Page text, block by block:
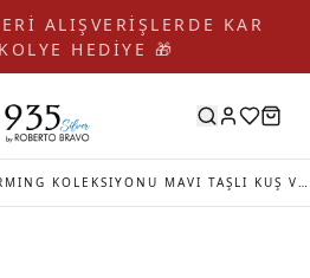
ALIŞVERİŞLERDE KAR
HEDİYE 🎁
GLOBAL WARMING KOLEKSIYONU MAVI TAŞLI KUŞ VE ÇIÇEK SALLANTILI GÜMÜŞ KÜPE